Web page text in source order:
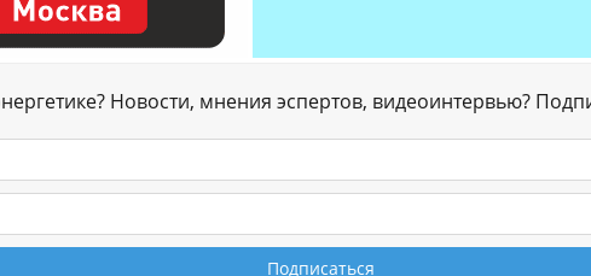
Новости, мнения эспертов, видеоинтервью?